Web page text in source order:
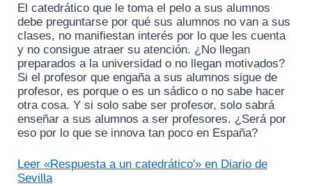
El catedrático que le toma el pelo a sus alumnos
debe preguntarse por qué sus alumnos no van a sus
clases, no manifiestan interés por lo que les cuenta
y no consigue atraer su atención. ¿No llegan
preparados a la universidad o no llegan motivados?
Si el profesor que engaña a sus alumnos sigue de
profesor, es porque o es un sádico o no sabe hacer
otra cosa. Y si solo sabe ser profesor, solo sabrá
enseñar a sus alumnos a ser profesores. ¿Será por
eso por lo que se innova tan poco en España?
Leer «Respuesta a un catedrático'» en Diario de
Sevilla